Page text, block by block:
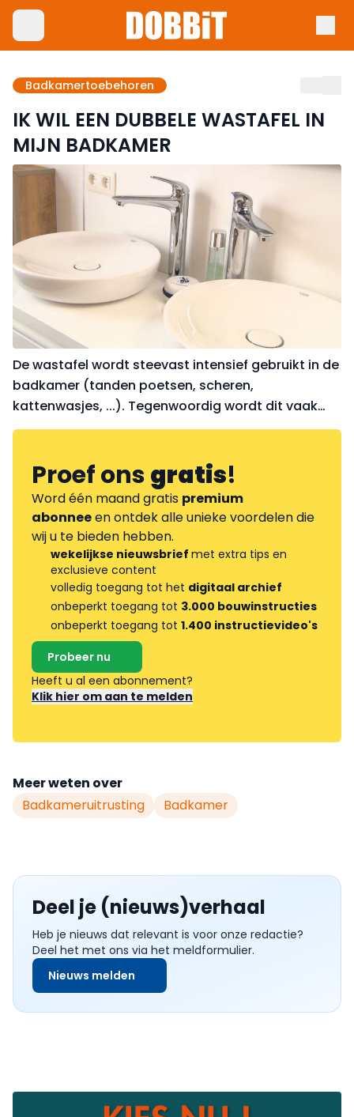
Badkamertoebehoren
IK WIL EEN DUBBELE WASTAFEL IN
MIJN BADKAMER
De wastafel wordt steevast intensief gebruikt in de
badkamer (tanden poetsen, scheren,
kattenwasjes, ...). Tegenwoordig wordt dit vaak
gecombineerd met een badkamermeubel waarin
toekomstige badk
Proef onsgratis!
Word één maand gratis premium
abonneeen ontdek alle unieke voordelen die
wij u te bieden hebben.
wekelijkse nieuwsbrief met extra tips en
exclusieve content
volledig toegang tot het digitaal archief
onbeperkt toegang tot 3.000 bouwinstructies
onbeperkt toegang tot 1.400 instructievideo's
Probeer nu
Heeft u al een abonnement?
Klik hier om aan te melden
Meer weten over
Badkameruitrusting
Badkamer
Deel je (nieuws)verhaal
Heb je nieuws dat relevant is voor onze redactie?
Deel het met ons via het meldformulier.
Nieuws melden